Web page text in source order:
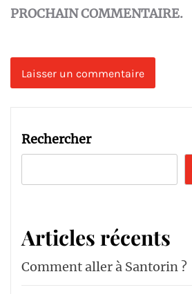
PROCHAIN COMMENTAIRE.
Rechercher
Articles récents
Comment aller à Santorin ?